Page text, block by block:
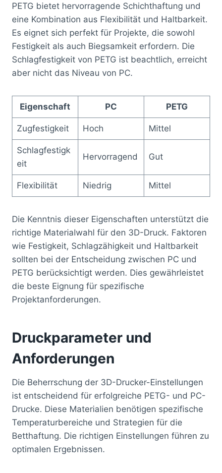
PETG bietet hervorragende Schichthaftung und
eine Kombination aus Flexibilität und Haltbarkeit.
Es eignet sich perfekt für Projekte, die sowohl
Festigkeit als auch Biegsamkeit erfordern. Die
Schlagfestigkeit von PETG ist beachtlich, erreicht
aber nicht das Niveau von PC.
Eigenschaft PC PETG
Zugfestigkeit Hoch Mittel
Schlagfestigk
eit
Hervorragend Gut
Flexibilität Niedrig Mittel
Die Kenntnis dieser Eigenschaften unterstützt die
richtige Materialwahl für den 3D-Druck. Faktoren
wie Festigkeit, Schlagzähigkeit und Haltbarkeit
sollten bei der Entscheidung zwischen PC und
PETG berücksichtigt werden. Dies gewährleistet
die beste Eignung für spezifische
Projektanforderungen.
Druckparameter und
Anforderungen
Die Beherrschung der 3D-Drucker-Einstellungen
ist entscheidend für erfolgreiche PETG- und PC-
Drucke. Diese Materialien benötigen spezifische
Temperaturbereiche und Strategien für die
Betthaftung. Die richtigen Einstellungen führen zu
optimalen Ergebnissen.